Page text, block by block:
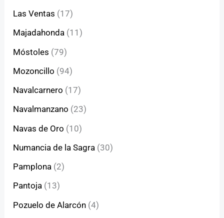
Las Ventas (17)
Majadahonda (11)
Móstoles (79)
Mozoncillo (94)
Navalcarnero (17)
Navalmanzano (23)
Navas de Oro (10)
Numancia de la Sagra (30)
Pamplona (2)
Pantoja (13)
Pozuelo de Alarcón (4)